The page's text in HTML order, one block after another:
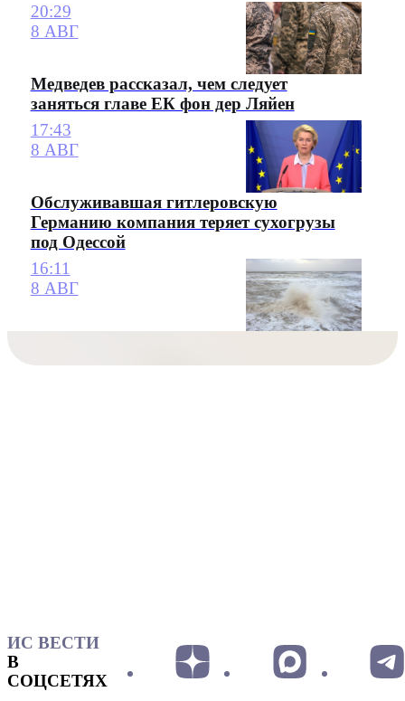
20:29
8 АВГ
Медведев рассказал, чем следует
заняться главе ЕК фон дер Ляйен
17:43
8 АВГ
Обслуживавшая гитлеровскую
Германию компания теряет сухогрузы
под Одессой
16:11
8 АВГ
ИС ВЕСТИ
В
СОЦСЕТЯХ